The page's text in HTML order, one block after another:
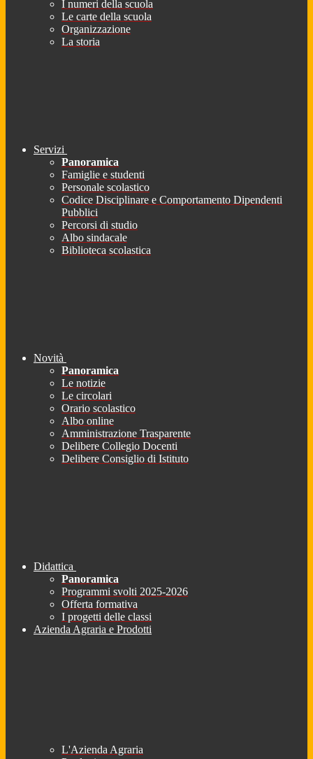
I numeri della scuola
Le carte della scuola
Organizzazione
La storia
Servizi
Panoramica
Famiglie e studenti
Personale scolastico
Codice Disciplinare e Comportamento Dipendenti
Pubblici
Percorsi di studio
Albo sindacale
Biblioteca scolastica
Novità
Panoramica
Le notizie
Le circolari
Orario scolastico
Albo online
Amministrazione Trasparente
Delibere Collegio Docenti
Delibere Consiglio di Istituto
Didattica
Panoramica
Programmi svolti 2025-2026
Offerta formativa
I progetti delle classi
Azienda Agraria e Prodotti
L'Azienda Agraria